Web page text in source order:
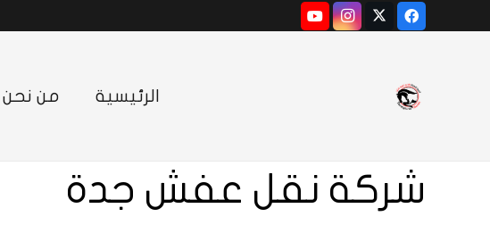
الرئيسية من نحن
شركة نقل عفش جدة